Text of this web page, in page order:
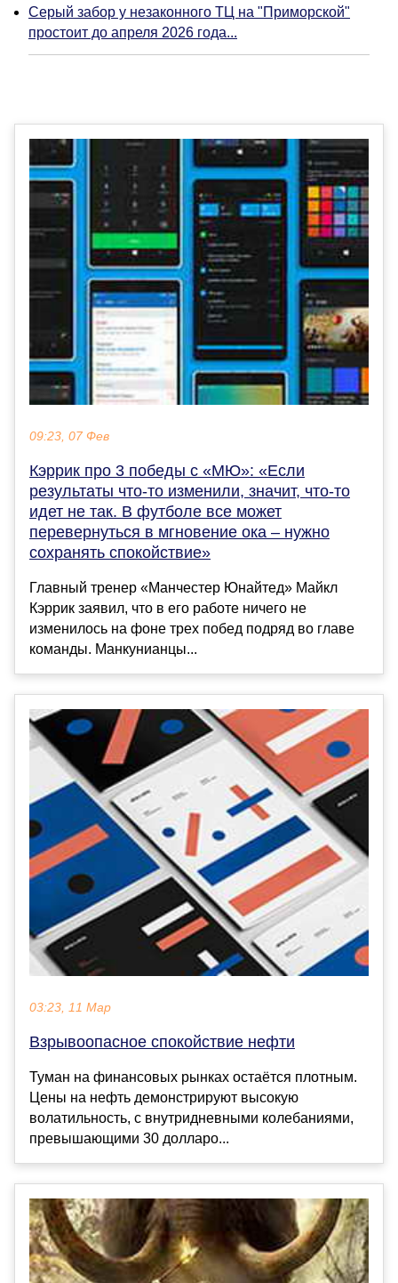
Серый забор у незаконного ТЦ на "Приморской"
простоит до апреля 2026 года...
09:23, 07 Фев
Кэррик про 3 победы с «МЮ»: «Если
результаты что-то изменили, значит, что-то
идет не так. В футболе все может
перевернуться в мгновение ока – нужно
сохранять спокойствие»
Главный тренер «Манчестер Юнайтед» Майкл
Кэррик заявил, что в его работе ничего не
изменилось на фоне трех побед подряд во главе
команды. Манкунианцы...
03:23, 11 Мар
Взрывоопасное спокойствие нефти
Туман на финансовых рынках остаётся плотным.
Цены на нефть демонстрируют высокую
волатильность, с внутридневными колебаниями,
превышающими 30 долларо...